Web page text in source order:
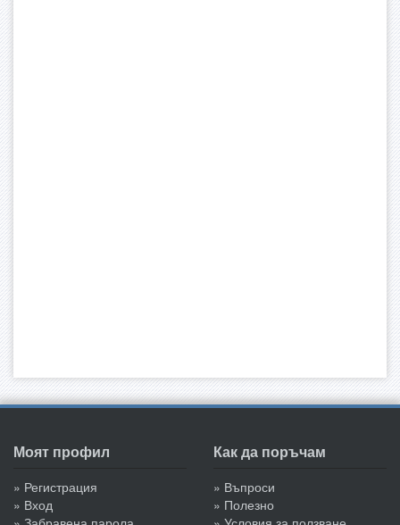
Моят профил
» Регистрация
» Вход
Как да поръчам
» Въпроси
» Полезно